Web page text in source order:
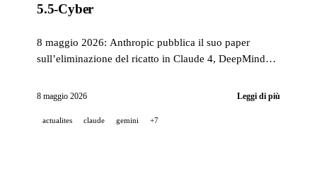
5.5-Cyber
8 maggio 2026: Anthropic pubblica il suo paper
sull’eliminazione del ricatto in Claude 4, DeepMind
lancia GPT-5.5-Cyber in preview limitata. Più 19 altri
Grok Connectors, NVIDIA Dynamo, ElevenLabs
8 maggio 2026 Leggi di più
actualites claude gemini +7